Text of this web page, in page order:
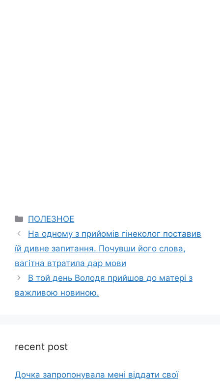
Categories
ПОЛЕЗНОЕ
На одному з прийомів гінеколог поставив
їй дивне запитання. Почувши його слова,
вагітна втратила дар мови
В той день Володя прийшов до матері з
важливою новиною.
recent post
Дочка запpопонувала мені віддати свої